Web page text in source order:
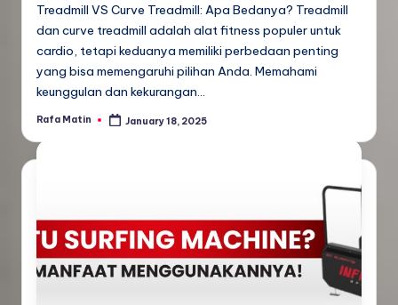
Treadmill VS Curve Treadmill: Apa Bedanya? Treadmill
dan curve treadmill adalah alat fitness populer untuk
cardio, tetapi keduanya memiliki perbedaan penting
yang bisa memengaruhi pilihan Anda. Memahami
keunggulan dan kekurangan…
Posted
Rafa Matin January 18, 2025